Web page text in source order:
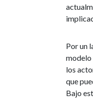
Por un
modelo
los
que
Bajo